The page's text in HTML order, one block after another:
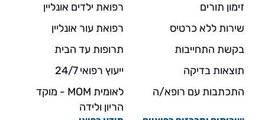
זימון תורים
שירות ללא כרטיס
בקשת התחייבות
תוצאות בדיקה
התכתבות עם רופא/ה
רפואת ילדים אונליין
רפואת עור אונליין
תרופות עד הבית
ייעוץ רפואי 24/7
לאומית MOM - מוקד
הריון ולידה